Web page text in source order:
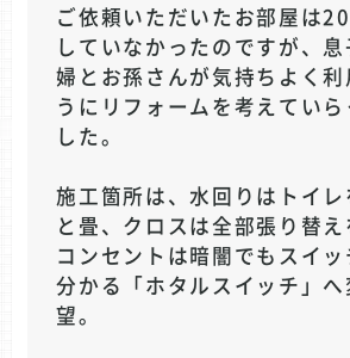
ご依頼いただいたお部屋は
していなかったのですが、
婦とお孫さんが気持ちよく利
うにリフォームを考えてい
した。
施工箇所は、水回りはトイ
と畳、クロスは全部張り替え
コンセントは暗闇でもスイ
分かる「ホタルスイッチ」
望。